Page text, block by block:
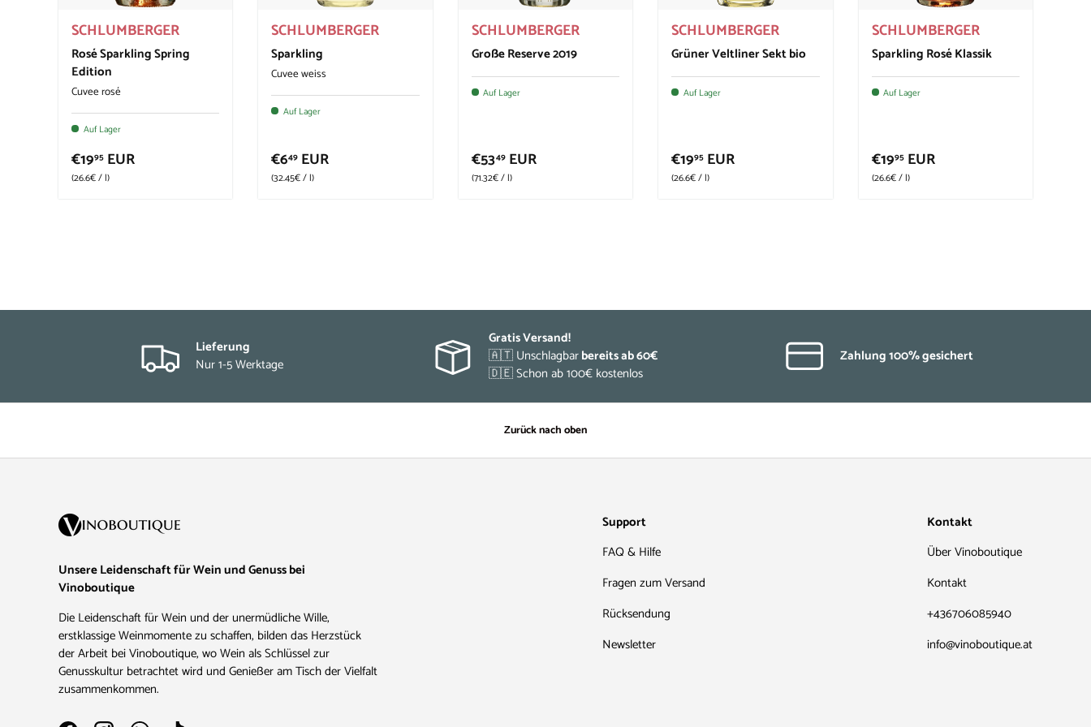
SCHLUMBERGER
Rosé Sparkling Spring
Edition
Cuvee rosé
Auf Lager
€1995 EUR
Grundpreis
26.6€/l
SCHLUMBERGER
Sparkling
Cuvee weiss
Auf Lager
€649 EUR
Grundpreis
32.45€/l
SCHLUMBERGER
Große Reserve 2019
Auf Lager
€5349EUR
Grundpreis
71.32€/l
SCHLUMBERGER
Grüner Veltliner Sekt bio
Auf Lager
€1995 EUR
Grundpreis
26.6€/l
SCHLUMBERGER
Sparkling Rosé Klassik
Auf Lager
€1995EUR
Grundpreis
26.6€/l
Lieferung
Nur 1-5 Werktage
Gratis Versand!
🇦🇹 Unschlagbarbereits ab 60€
🇩🇪 Schon ab 100€ kostenlos
Zahlung 100% gesichert
Zurück nach oben
Unsere Leidenschaft für Wein und Genuss bei
Vinoboutique
Die Leidenschaft für Wein und der unermüdliche Wille,
erstklassige Weinmomente zu schaffen, bilden das Herzstück
der Arbeit bei Vinoboutique, wo Wein als Schlüssel zur
Genusskultur betrachtet wird und Genießer am Tisch der Vielfalt
zusammenkommen.
Support
FAQ & Hilfe
Fragen zum Versand
Rücksendung
Newsletter
Kontakt
Über Vinoboutique
Kontakt
+436706085940
info@vinoboutique.at